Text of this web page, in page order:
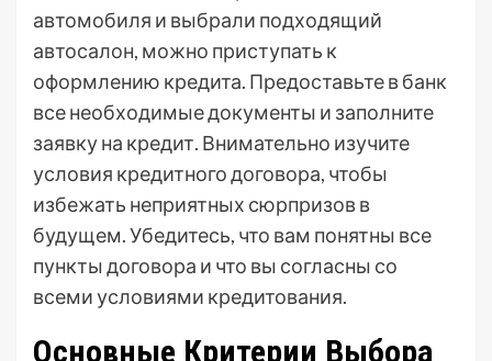
автомобиля и выбрали подходящий
автосалон, можно приступать к
оформлению кредита. Предоставьте в банк
все необходимые документы и заполните
заявку на кредит. Внимательно изучите
условия кредитного договора, чтобы
избежать неприятных сюрпризов в
будущем. Убедитесь, что вам понятны все
пункты договора и что вы согласны со
всеми условиями кредитования.
Основные Критерии Выбора